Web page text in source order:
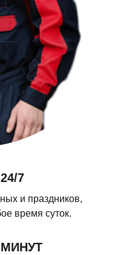
7
и праздников,
время суток.